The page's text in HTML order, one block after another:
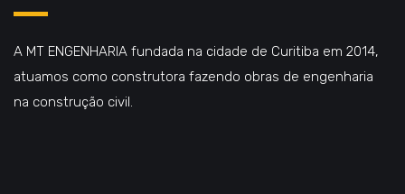
A MT ENGENHARIA fundada na cidade de Curitiba em 2014,
atuamos como construtora fazendo obras de engenharia
na construção civil.